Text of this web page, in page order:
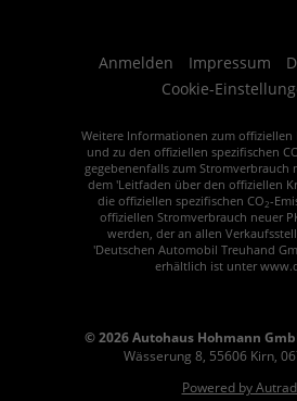
Anmelden Impressum
Cookie-
Weitere Informationen zum offiziellen
und zu den offiziellen spezifischen
gegebenenfalls zum Stromverbrauch
dem 'Leitfaden über den offiziellen
die offiziellen spezifischen CO2-
offiziellen Stromverbrauch neuer
werden, der an allen
'Deutschen Automobil Treuhand
erhältlich ist unter
© 2026Autohaus Hohmann
Wässerung 8, 55606 Kirn,
Powered by